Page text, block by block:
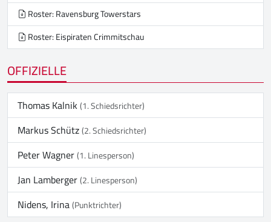
Roster: Ravensburg Towerstars
Roster: Eispiraten Crimmitschau
OFFIZIELLE
Thomas Kalnik(1. Schiedsrichter)
Markus Schütz(2. Schiedsrichter)
Peter Wagner(1. Linesperson)
Jan Lamberger(2. Linesperson)
Nidens, Irina(Punktrichter)